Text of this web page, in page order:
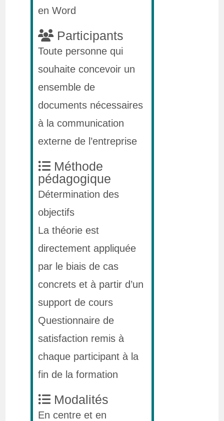
en Word
Participants
Toute personne qui
souhaite concevoir un
ensemble de
documents nécessaires
à la communication
externe de l’entreprise
Méthode
pédagogique
Détermination des
objectifs
La théorie est
directement appliquée
par le biais de cas
concrets et à partir d’un
support de cours
Questionnaire de
satisfaction remis à
chaque participant à la
fin de la formation
Modalités
En centre et en